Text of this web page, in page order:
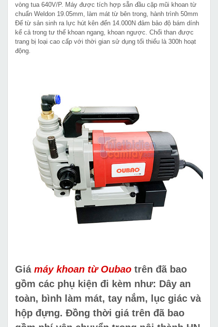
vòng tua 640V/P. Máy được tích hợp sẵn đầu cặp mũi khoan từ
chuẩn Weldon 19.05mm, làm mát từ bên trong, hành trình 50mm
Đế từ sản sinh ra lực hút kên đến 14.000N đảm bảo độ bám dính
kể cả trong tư thế khoan ngang, khoan ngược. Chổi than được
trang bị loại cao cấp với thời gian sử dụng tối thiểu là 300h hoạt
động.
Giá máy khoan từ Oubao trên đã bao
gồm các phụ kiện đi kèm như: Dây an
toàn, bình làm mát, tay nắm, lục giác và
hộp đựng. Đồng thời giá trên đã bao